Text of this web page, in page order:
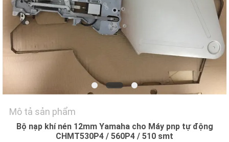
TIN
TỨC
SHOPPING
LINE
SƠ
Mô tả sản phẩm
Bộ nạp khí nén 12mm Yamaha cho Máy pnp tự động
CHMT530P4 / 560P4 / 510 smt